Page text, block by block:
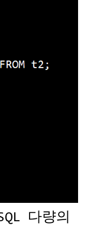
다량의